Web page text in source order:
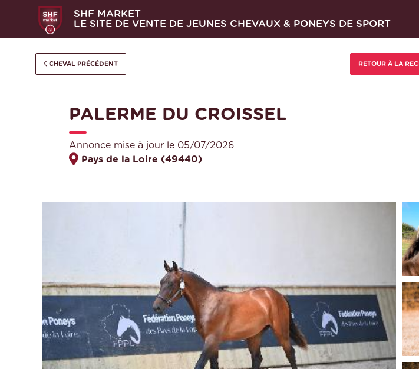
SHF MARKET
LE SITE DE VENTE DE JEUNES CHEVAUX & PONEYS DE SPORT
CHEVAL PRÉCÉDENT
PALERME DU CROISSEL
Annonce mise à jour le 05/07/2026
Pays de la Loire (49440)